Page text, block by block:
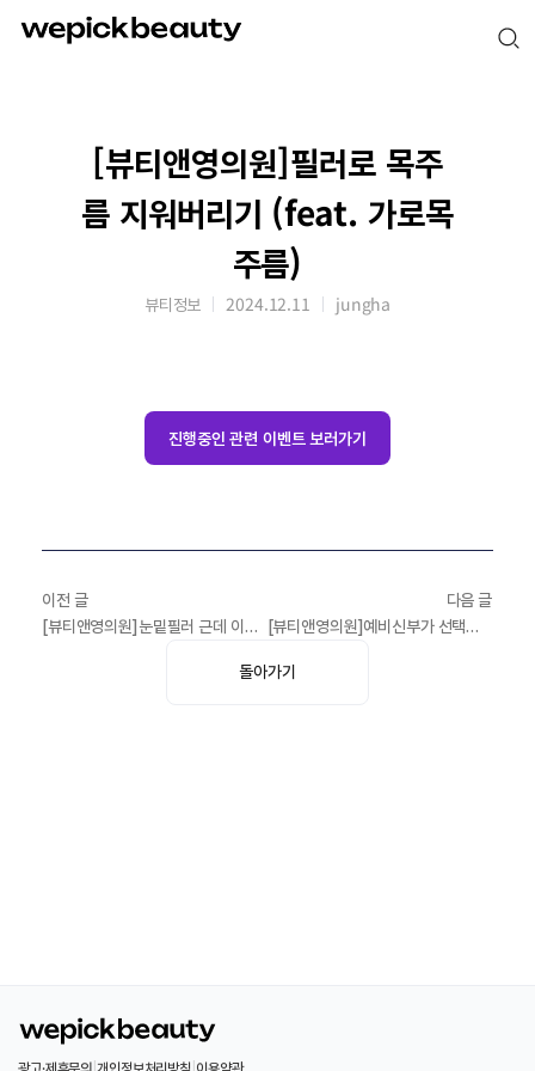
[뷰티앤영의원]필러로 목주
름 지워버리기 (feat. 가로목
주름)
뷰티정보 2024.12.11 jungha
진행중인 관련 이벤트 보러가기
이전 글
[뷰티앤영의원]눈밑필러 근데 이제 앞광대를 곁들인..(feat. 휴먼강록체)
다음 글
[뷰티앤영의원]예비신부가 선택한 시술 뷰티앤영 눈밑지방재배치 필러
돌아가기